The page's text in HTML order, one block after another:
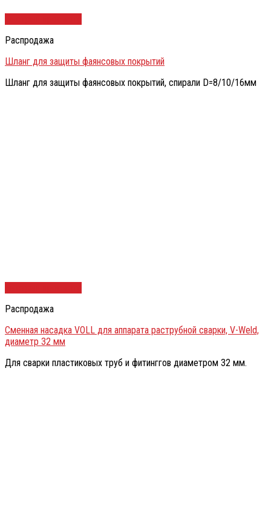
Распродажа
Шланг для защиты фаянсовых покрытий
Шланг для защиты фаянсовых покрытий, спирали D=8/10/16мм
Распродажа
Сменная насадка VOLL для аппарата раструбной сварки, V-Weld,
диаметр 32 мм
Для сварки пластиковых труб и фитинггов диаметром 32 мм.